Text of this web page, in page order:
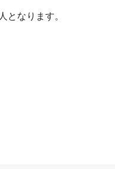
なります。